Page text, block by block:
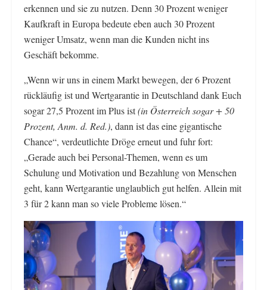
erkennen und sie zu nutzen. Denn 30 Prozent weniger
Kaufkraft in Europa bedeute eben auch 30 Prozent
weniger Umsatz, wenn man die Kunden nicht ins
Geschäft bekomme.
„Wenn wir uns in einem Markt bewegen, der 6 Prozent
rückläufig ist und Wertgarantie in Deutschland dank Euch
sogar 27,5 Prozent im Plus ist(in Österreich sogar + 50
Prozent, Anm. d. Red.), dann ist das eine gigantische
Chance“, verdeutlichte Dröge erneut und fuhr fort:
„Gerade auch bei Personal-Themen, wenn es um
Schulung und Motivation und Bezahlung von Menschen
geht, kann Wertgarantie unglaublich gut helfen. Allein mit
3 für 2 kann man so viele Probleme lösen.“